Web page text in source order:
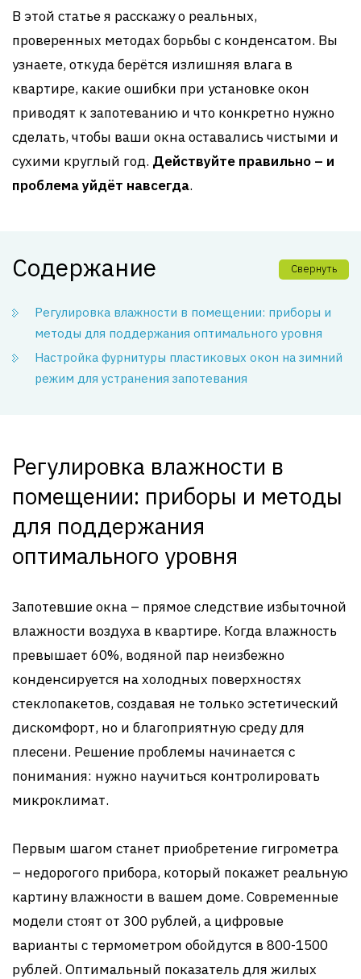
В этой статье я расскажу о реальных,
проверенных методах борьбы с конденсатом. Вы
узнаете, откуда берётся излишняя влага в
квартире, какие ошибки при установке окон
приводят к запотеванию и что конкретно нужно
сделать, чтобы ваши окна оставались чистыми и
сухими круглый год. Действуйте правильно – и
проблема уйдёт навсегда.
Содержание Свернуть
Регулировка влажности в помещении: приборы и
методы для поддержания оптимального уровня
Настройка фурнитуры пластиковых окон на зимний
режим для устранения запотевания
Регулировка влажности в
помещении: приборы и методы
для поддержания
оптимального уровня
Запотевшие окна – прямое следствие избыточной
влажности воздуха в квартире. Когда влажность
превышает 60%, водяной пар неизбежно
конденсируется на холодных поверхностях
стеклопакетов, создавая не только эстетический
дискомфорт, но и благоприятную среду для
плесени. Решение проблемы начинается с
понимания: нужно научиться контролировать
микроклимат.
Первым шагом станет приобретение гигрометра
– недорогого прибора, который покажет реальную
картину влажности в вашем доме. Современные
модели стоят от 300 рублей, а цифровые
варианты с термометром обойдутся в 800-1500
рублей. Оптимальный показатель для жилых